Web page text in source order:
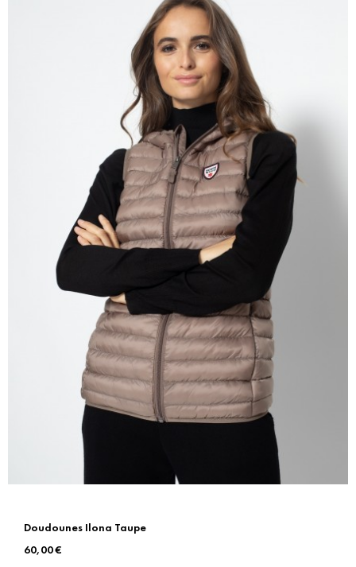
Doudounes Ilona Taupe
Prix
60,00 €